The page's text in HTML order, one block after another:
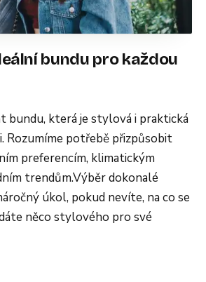
bundu pro každou
bundu, která je stylová i praktická
Rozumíme potřebě přizpůsobit
preferencím, klimatickým
trendům.Výběr dokonalé
úkol, pokud nevíte, na co se
něco stylového pro své